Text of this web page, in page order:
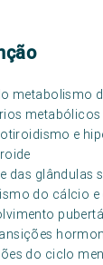
metabolismo
metabólicos
e
das glândulas
do cálcio
do ciclo